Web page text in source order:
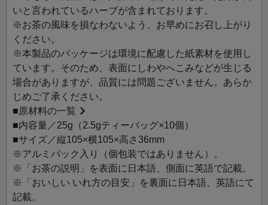
今日の一杯のTisaneが励みになりますように。
自然の恵みそのままに、心や体に寄り添うルピシアのティ
ザンヌ。
日々の生活に自然とのつながりを感じながら、心地よい時
間をお楽しみください。
おすすめのシーン：【パワー】【プロテクト】【リラック
ス】
ジンジャー＆レモンマートル：澄んだ香りのレモンマート
ルとかすかに刺激的なジンジャーに、ルイボスとハニーブ
ッシュをブレンドしました。体をぽかぽかにしてくれる優
しい味わいです。
いと言われているハーブが含まれております。
※お茶の風味を損なわないよう、お早めにお召し上がり
ください。
※本製品のパッケージは環境に配慮した紙素材を使用し
ています。そのため、表面にしわやへこみなどが生じる
場合がありますが、品質には問題ございません。あらか
じめご了承ください。
■原材料の一覧
■内容量／25g（2.5gティーバッグ×10個）
■サイズ／縦105×横105×高さ36mm
※アルミパック入り（個包装ではありません）。
※「お茶の説明」を表面に日本語、側面に英語で記載。
※「おいしい いれ方の目安」を裏面に日本語、英語にて
記載。